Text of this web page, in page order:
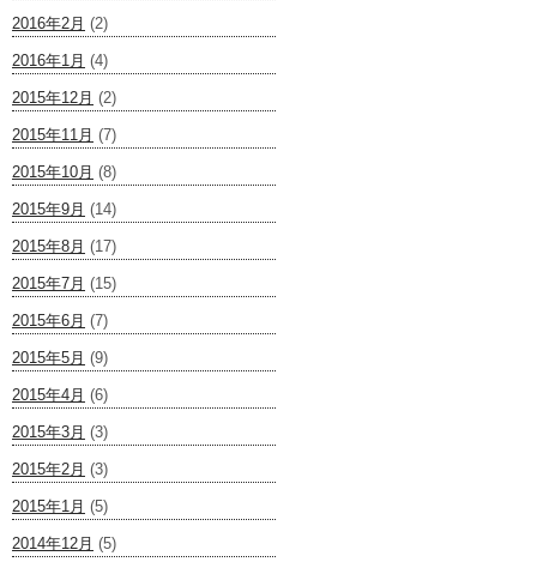
2016年2月 (2)
2016年1月 (4)
2015年12月 (2)
2015年11月 (7)
2015年10月 (8)
2015年9月 (14)
2015年8月 (17)
2015年7月 (15)
2015年6月 (7)
2015年5月 (9)
2015年4月 (6)
2015年3月 (3)
2015年2月 (3)
2015年1月 (5)
2014年12月 (5)